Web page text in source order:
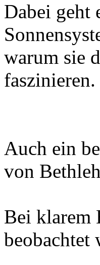
Dabei geht
warum sie
faszinieren.
Auch ein
von
Bei klarem
beobachtet